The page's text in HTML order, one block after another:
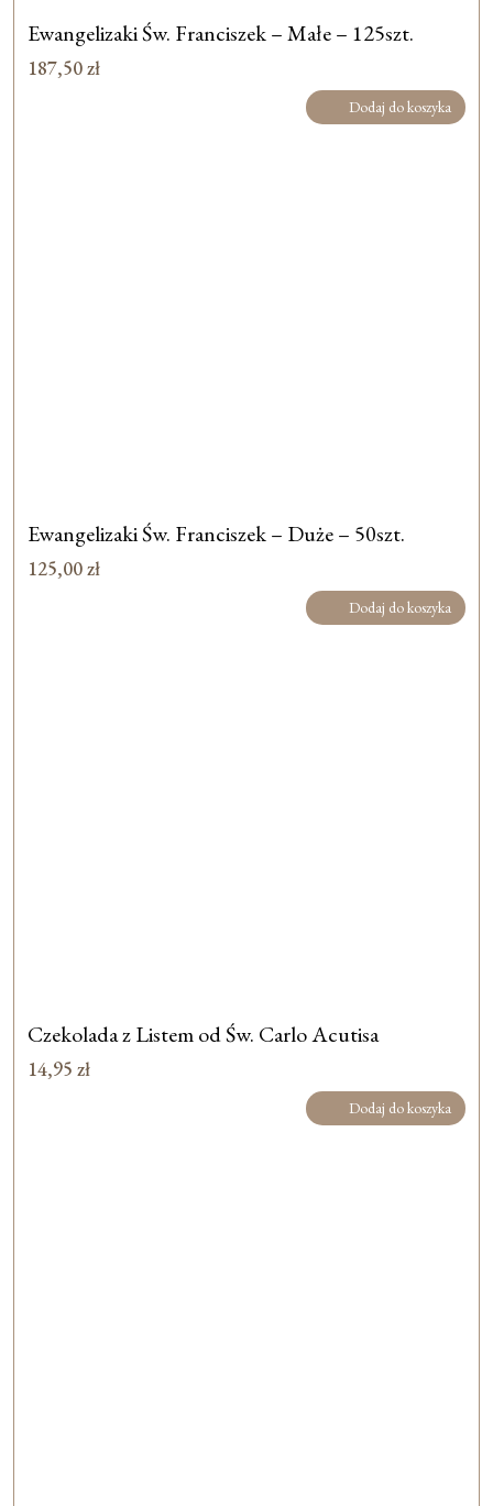
Ewangelizaki Św. Franciszek – Małe – 125szt.
187,50zł
Dodaj do koszyka
Ewangelizaki Św. Franciszek – Duże – 50szt.
125,00zł
Dodaj do koszyka
Czekolada z Listem od Św. Carlo Acutisa
14,95 zł
Dodaj do koszyka